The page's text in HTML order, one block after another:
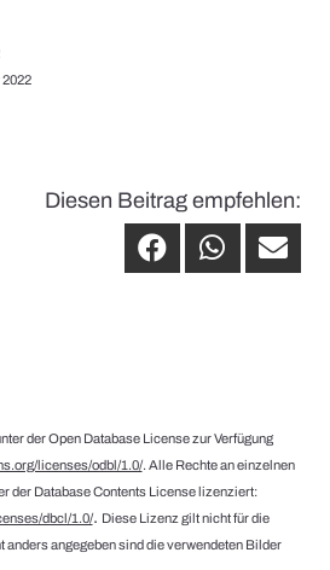
2022
Diesen Beitrag empfehlen:
der Open Database License zur Verfügung
licenses/odbl/1.0/. Alle Rechte an einzelnen
der Database Contents License lizenziert:
dbcl/1.0/. Diese Lizenz gilt nicht für die
anders angegeben sind die verwendeten Bilder